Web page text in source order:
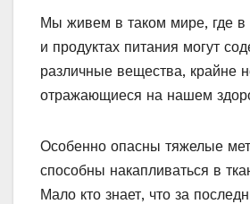
Мы живем в таком мире, где в
и продуктах питания могут
различные вещества, крайне
отражающиеся на нашем
Особенно опасны тяжелые
способны накапливаться в
Мало кто знает, что за